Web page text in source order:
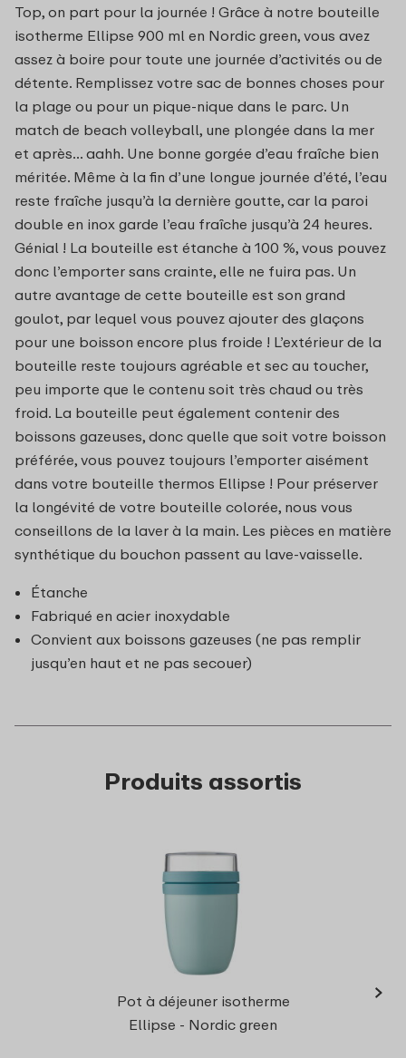
Top, on part pour la journée ! Grâce à notre bouteille
isotherme Ellipse 900 ml en Nordic green, vous avez
assez à boire pour toute une journée d’activités ou de
détente. Remplissez votre sac de bonnes choses pour
la plage ou pour un pique-nique dans le parc. Un
match de beach volleyball, une plongée dans la mer
et après... aahh. Une bonne gorgée d’eau fraîche bien
méritée. Même à la fin d’une longue journée d’été, l’eau
reste fraîche jusqu’à la dernière goutte, car la paroi
double en inox garde l’eau fraîche jusqu’à 24 heures.
Génial ! La bouteille est étanche à 100 %, vous pouvez
donc l’emporter sans crainte, elle ne fuira pas. Un
autre avantage de cette bouteille est son grand
goulot, par lequel vous pouvez ajouter des glaçons
pour une boisson encore plus froide ! L’extérieur de la
bouteille reste toujours agréable et sec au toucher,
peu importe que le contenu soit très chaud ou très
froid. La bouteille peut également contenir des
boissons gazeuses, donc quelle que soit votre boisson
préférée, vous pouvez toujours l’emporter aisément
dans votre bouteille thermos Ellipse ! Pour préserver
la longévité de votre bouteille colorée, nous vous
conseillons de la laver à la main. Les pièces en matière
synthétique du bouchon passent au lave-vaisselle.
Étanche
Fabriqué en acier inoxydable
Convient aux boissons gazeuses (ne pas remplir
jusqu’en haut et ne pas secouer)
Produits assortis
Pot à déjeuner isotherme
Ellipse - Nordic green
›